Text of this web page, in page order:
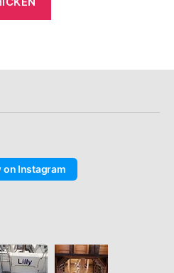
on Instagram